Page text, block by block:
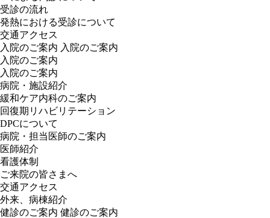
受診の流れ
発熱における受診について
交通アクセス
入院のご案内 入院のご案内
入院のご案内
入院のご案内
病院・施設紹介
緩和ケア内科のご案内
回復期リハビリテーション
DPCについて
病院・担当医師のご案内
医師紹介
看護体制
ご来院の皆さまへ
交通アクセス
外来、病棟紹介
健診のご案内 健診のご案内